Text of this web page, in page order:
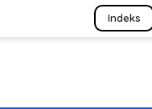
Indeks